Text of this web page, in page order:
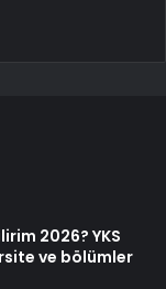
2026? YKS
ve bölümler